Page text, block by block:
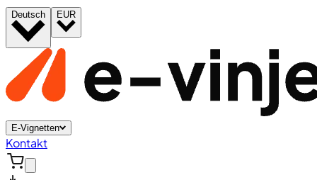
Deutsch EUR
E-Vignetten
Kontakt